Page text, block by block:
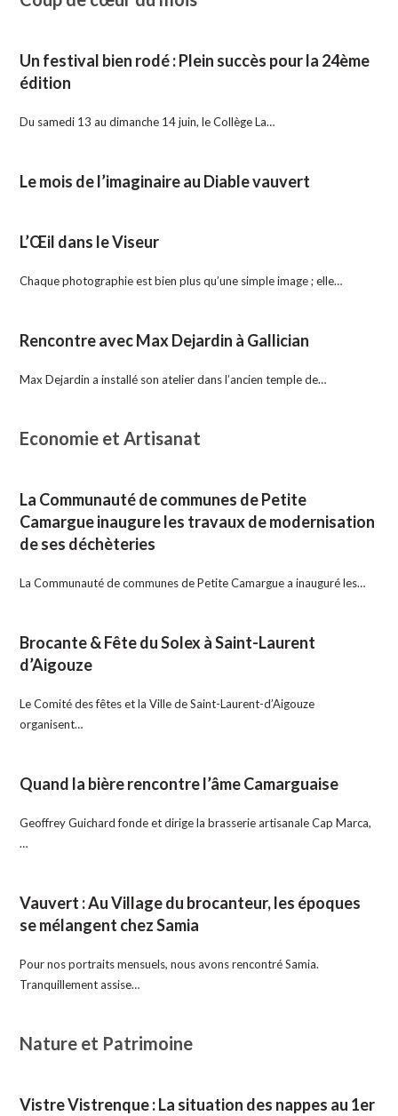
Un festival bien rodé : Plein succès pour la 24ème
édition
Du samedi 13 au dimanche 14 juin, le Collège La…
Le mois de l’imaginaire au Diable vauvert
L’Œil dans le Viseur
Chaque photographie est bien plus qu’une simple image ; elle…
Rencontre avec Max Dejardin à Gallician
Max Dejardin a installé son atelier dans l’ancien temple de…
Economie et Artisanat
La Communauté de communes de Petite
Camargue inaugure les travaux de modernisation
de ses déchèteries
La Communauté de communes de Petite Camargue a inauguré les…
Brocante & Fête du Solex à Saint-Laurent
d’Aigouze
Le Comité des fêtes et la Ville de Saint-Laurent-d’Aigouze
organisent…
Quand la bière rencontre l’âme Camarguaise
Geoffrey Guichard fonde et dirige la brasserie artisanale Cap Marca,
…
Vauvert : Au Village du brocanteur, les époques
se mélangent chez Samia
Pour nos portraits mensuels, nous avons rencontré Samia.
Tranquillement assise…
Nature et Patrimoine
Vistre Vistrenque : La situation des nappes au 1er